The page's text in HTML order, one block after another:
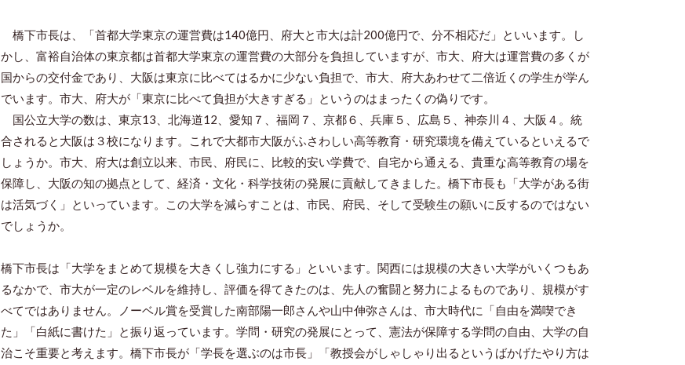
橋下市長は、「首都大学東京の運営費は140億円、府大と市大は計200億円で、分不相応だ」といいます。し
かし、富裕自治体の東京都は首都大学東京の運営費の大部分を負担していますが、市大、府大は運営費の多くが
国からの交付金であり、大阪は東京に比べてはるかに少ない負担で、市大、府大あわせて二倍近くの学生が学ん
でいます。市大、府大が「東京に比べて負担が大きすぎる」というのはまったくの偽りです。
国公立大学の数は、東京13、北海道12、愛知７、福岡７、京都６、兵庫５、広島５、神奈川４、大阪４。統
合されると大阪は３校になります。これで大都市大阪がふさわしい高等教育・研究環境を備えているといえるで
しょうか。市大、府大は創立以来、市民、府民に、比較的安い学費で、自宅から通える、貴重な高等教育の場を
保障し、大阪の知の拠点として、経済・文化・科学技術の発展に貢献してきました。橋下市長も「大学がある街
は活気づく」といっています。この大学を減らすことは、市民、府民、そして受験生の願いに反するのではない
でしょうか。
橋下市長は「大学をまとめて規模を大きくし強力にする」といいます。関西には規模の大きい大学がいくつもあ
るなかで、市大が一定のレベルを維持し、評価を得てきたのは、先人の奮闘と努力によるものであり、規模がす
べてではありません。ノーベル賞を受賞した南部陽一郎さんや山中伸弥さんは、市大時代に「自由を満喫でき
た」「白紙に書けた」と振り返っています。学問・研究の発展にとって、憲法が保障する学問の自由、大学の自
治こそ重要と考えます。橋下市長が「学長を選ぶのは市長」「教授会がしゃしゃり出るというばかげたやり方は